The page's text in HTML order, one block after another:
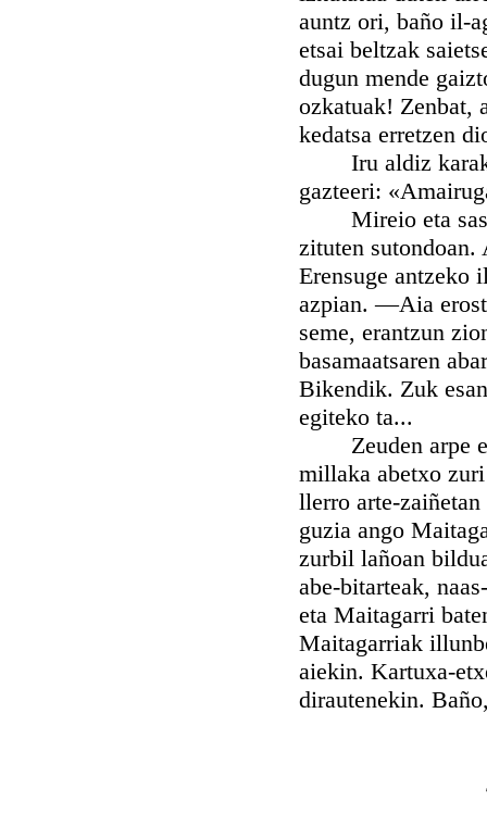
auntz ori, baño il-
etsai beltzak
dugun mende
ozkatuak! Zenbat,
kedatsa erretzen
Iru aldiz karaka
gazteeri:
Mireio eta
zituten
Erensuge antzeko
azpian. —Aia
seme, erantzun
basamaatsaren
Bikendik. Zuk
egiteko ta...
Zeuden arpe
millaka abetxo
llerro arte-
guzia ango
zurbil lañoan
abe-bitarteak,
eta Maitagarri
Maitagarriak
aiekin. Kartuxa-
dirautenekin.